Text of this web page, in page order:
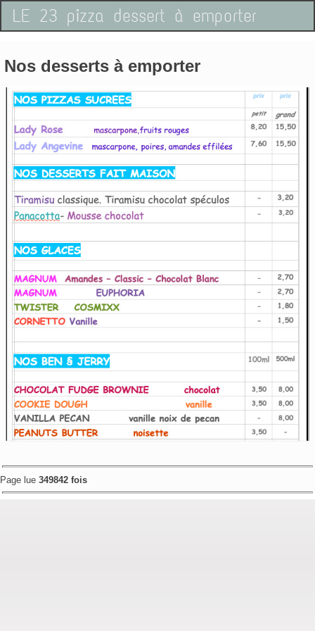
LE 23 pizza dessert à emporter
Nos desserts à emporter
Page lue 349842 fois